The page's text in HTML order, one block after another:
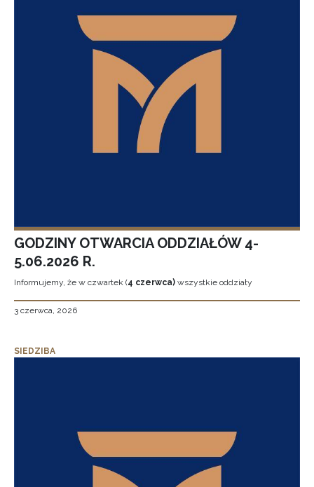
GODZINY OTWARCIA ODDZIAŁÓW 4-
5.06.2026 R.
Informujemy, że w czwartek (4 czerwca) wszystkie oddziały
3 czerwca, 2026
SIEDZIBA